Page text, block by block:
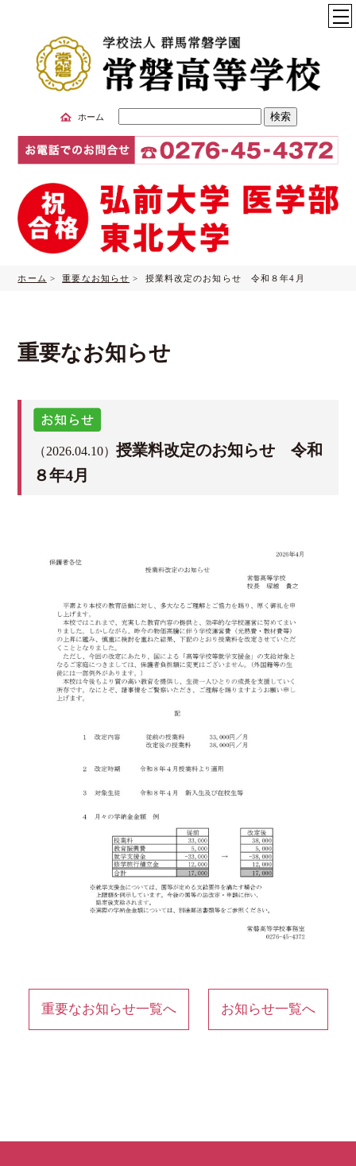
ホーム
ト
内
検
索
ホーム >重要なお知らせ > 授業料改定のお知らせ 令和８年4月
重要なお知らせ
（2026.04.10）授業料改定のお知らせ 令和
８年4月
重要なお知らせ一覧へ お知らせ一覧へ